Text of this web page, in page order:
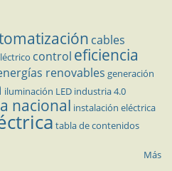
cables
control eficiencia
renovables generación
iluminación LED industria 4.0
nacional instalación eléctrica
tabla de contenidos
Más